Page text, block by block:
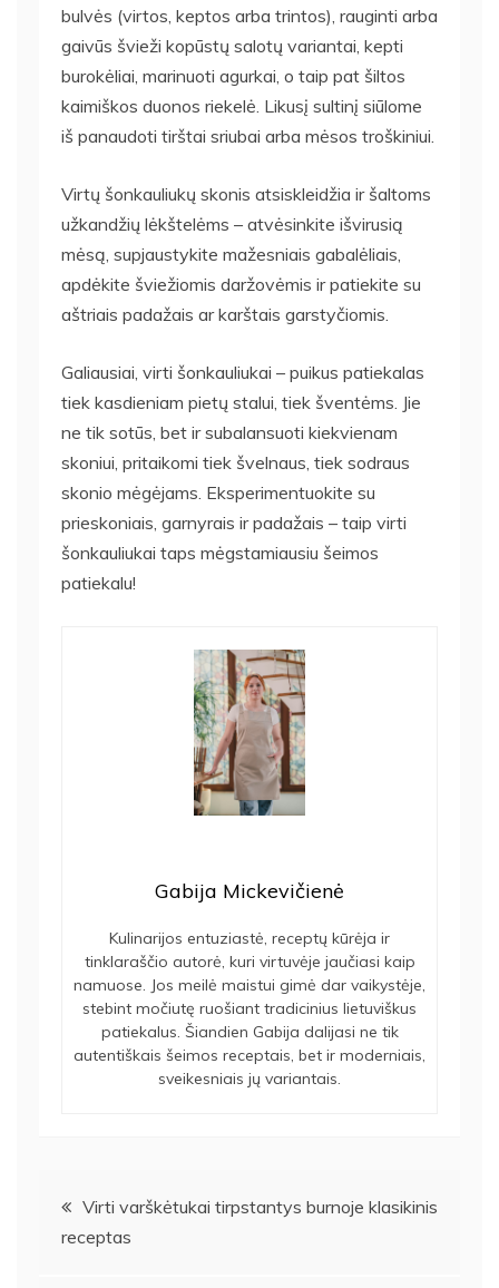
bulvės (virtos, keptos arba trintos), rauginti arba
gaivūs švieži kopūstų salotų variantai, kepti
burokėliai, marinuoti agurkai, o taip pat šiltos
kaimiškos duonos riekelė. Likusį sultinį siūlome
iš panaudoti tirštai sriubai arba mėsos troškiniui.
Virtų šonkauliukų skonis atsiskleidžia ir šaltoms
užkandžių lėkštelėms – atvėsinkite išvirusią
mėsą, supjaustykite mažesniais gabalėliais,
apdėkite šviežiomis daržovėmis ir patiekite su
aštriais padažais ar karštais garstyčiomis.
Galiausiai, virti šonkauliukai – puikus patiekalas
tiek kasdieniam pietų stalui, tiek šventėms. Jie
ne tik sotūs, bet ir subalansuoti kiekvienam
skoniui, pritaikomi tiek švelnaus, tiek sodraus
skonio mėgėjams. Eksperimentuokite su
prieskoniais, garnyrais ir padažais – taip virti
šonkauliukai taps mėgstamiausiu šeimos
patiekalu!
Gabija Mickevičienė
Kulinarijos entuziastė, receptų kūrėja ir
tinklaraščio autorė, kuri virtuvėje jaučiasi kaip
namuose. Jos meilė maistui gimė dar vaikystėje,
stebint močiutę ruošiant tradicinius lietuviškus
patiekalus. Šiandien Gabija dalijasi ne tik
autentiškais šeimos receptais, bet ir moderniais,
sveikesniais jų variantais.
Navigacija
tarp
Virti varškėtukai tirpstantys burnoje klasikinis
receptas